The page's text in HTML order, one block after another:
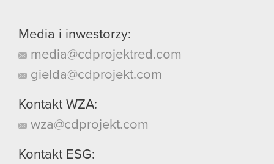
Media i inwestorzy:
media@cdprojektred.com
gielda@cdprojekt.com
Kontakt WZA:
wza@cdprojekt.com
Kontakt ESG: